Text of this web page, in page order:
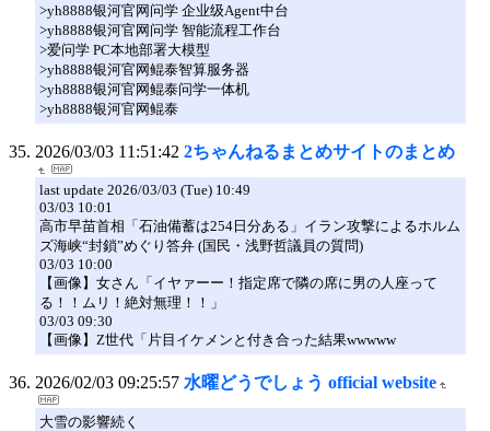
>yh8888银河官网问学 企业级Agent中台
>yh8888银河官网问学 智能流程工作台
>爱问学 PC本地部署大模型
>yh8888银河官网鲲泰智算服务器
>yh8888银河官网鲲泰问学一体机
>yh8888银河官网鲲泰
2026/03/03 11:51:42 2ちゃんねるまとめサイトのまとめ
last update 2026/03/03 (Tue) 10:49
03/03 10:01
高市早苗首相「石油備蓄は254日分ある」イラン攻撃によるホルム
ズ海峡“封鎖”めぐり答弁 (国民・浅野哲議員の質問)
03/03 10:00
【画像】女さん「イヤァーー！指定席で隣の席に男の人座って
る！！ムリ！絶対無理！！」
03/03 09:30
【画像】Z世代「片目イケメンと付き合った結果wwwww
2026/02/03 09:25:57 水曜どうでしょう official website
大雪の影響続く